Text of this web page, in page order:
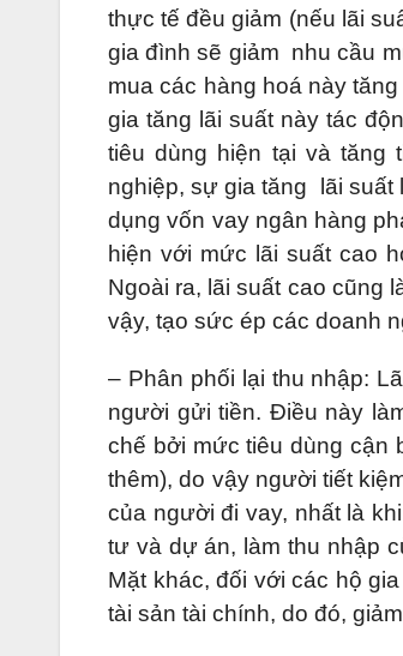
thực tế đều giảm (nếu lãi
gia đình sẽ giảm nhu cầu
mua các hàng hoá này
gia tăng lãi suất này tác
tiêu dùng hiện tại và
nghiệp, sự gia tăng lãi suất
dụng vốn vay ngân hàng
hiện với mức lãi suất cao
Ngoài ra, lãi suất cao cũng
vậy, tạo sức ép các doanh
– Phân phối lại thu nhập:
người gửi tiền. Điều này
chế bởi mức tiêu dùng cận
thêm), do vậy người tiết
của người đi vay, nhất là
tư và dự án, làm thu nhập
Mặt khác, đối với các hộ
tài sản tài chính, do đó,